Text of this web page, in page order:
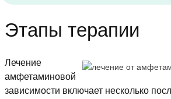
Этапы терапии
Лечение
амфетаминовой
зависимости включает несколько